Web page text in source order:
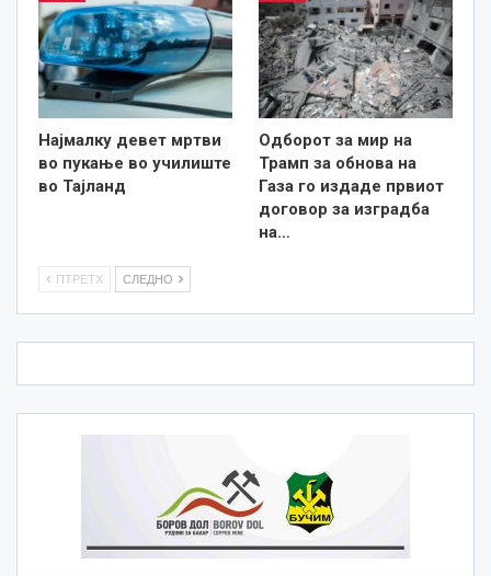
Најмалку девет мртви
во пукање во училиште
во Тајланд
Одборот за мир на
Трамп за обнова на
Газа го издаде првиот
договор за изградба
на…
ПТРЕТХ СЛЕДНО